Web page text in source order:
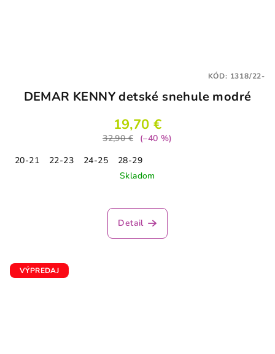
DEMAR KENNY detské snehule modré
19,70 €
32,90 €
(–40 %)
20-21
22-23 24-25
28-29
Skladom
hodnotenie
produktu
Detail
KÓD: 1318/22-
VÝPREDAJ